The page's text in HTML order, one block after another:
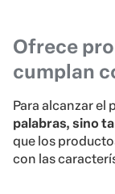
Ofrece
cumplan
Para alcanzar el
palabras, sino
que los
con las